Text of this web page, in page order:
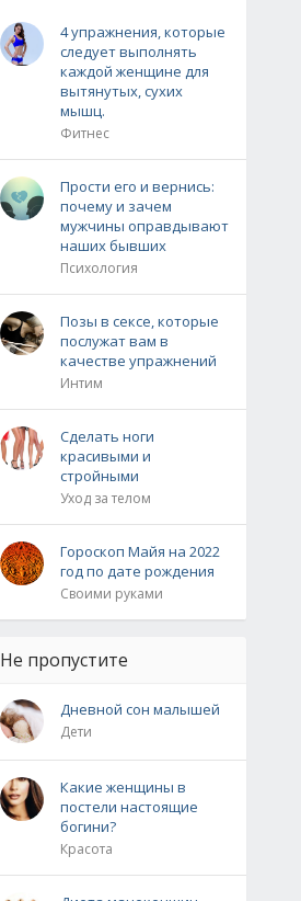
4 упражнения, которые
следует выполнять
каждой женщине для
вытянутых, сухих
мышц.
Фитнес
Прости его и вернись:
почему и зачем
мужчины оправдывают
наших бывших
Психология
Позы в сексе, которые
послужат вам в
качестве упражнений
Интим
Сделать ноги
красивыми и
стройными
Уход за телом
Гороскоп Майя на 2022
год по дате рождения
Своими руками
Не пропустите
Дневной сон малышей
Дети
Какие женщины в
постели настоящие
богини?
Красота